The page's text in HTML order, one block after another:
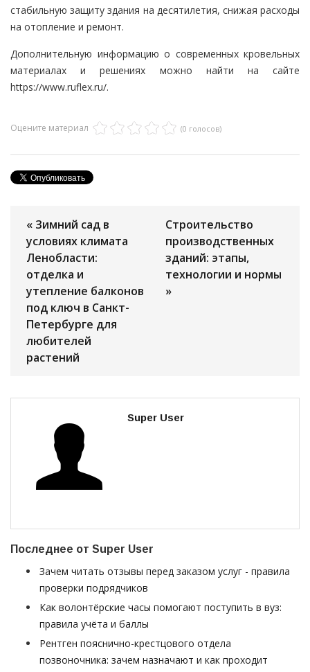
стабильную защиту здания на десятилетия, снижая расходы
на отопление и ремонт.
Дополнительную информацию о современных кровельных
материалах и решениях можно найти на сайте
https://www.ruflex.ru/.
Оцените материал (0 голосов)
« Зимний сад в
условиях климата
Ленобласти:
отделка и
утепление балконов
под ключ в Санкт-
Петербурге для
любителей
растений
Строительство
производственных
зданий: этапы,
технологии и нормы
»
Super User
Последнее от Super User
Зачем читать отзывы перед заказом услуг - правила
проверки подрядчиков
Как волонтёрские часы помогают поступить в вуз:
правила учёта и баллы
Рентген пояснично-крестцового отдела
позвоночника: зачем назначают и как проходит